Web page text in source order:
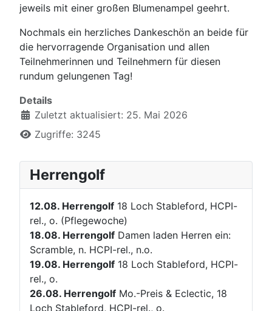
jeweils mit einer großen Blumenampel geehrt.
Nochmals ein herzliches Dankeschön an beide für
die hervorragende Organisation und allen
Teilnehmerinnen und Teilnehmern für diesen
rundum gelungenen Tag!
Details
Zuletzt aktualisiert: 25. Mai 2026
Zugriffe: 3245
Herrengolf
12.08. Herrengolf 18 Loch Stableford, HCPI-
rel., o. (Pflegewoche)
18.08. Herrengolf Damen laden Herren ein:
Scramble, n. HCPI-rel., n.o.
19.08. Herrengolf 18 Loch Stableford, HCPI-
rel., o.
26.08. Herrengolf Mo.-Preis & Eclectic, 18
Loch Stableford, HCPI-rel., o.